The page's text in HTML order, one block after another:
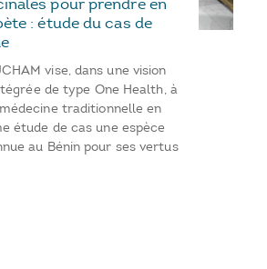
pour prendre en
: étude du cas de
vise, dans une vision
de type One Health, à
traditionnelle en
étude de cas une espèce
au Bénin pour ses vertus